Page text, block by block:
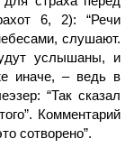
6, 2): “Речи
слушают.
услышаны, и
иначе, – ведь в
“Так сказал
Комментарий
сотворено”.